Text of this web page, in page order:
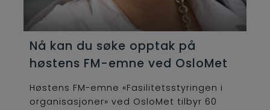
Nå kan du søke opptak på
høstens FM-emne ved OsloMet
Høstens FM-emne «Fasilitetsstyringen i
organisasjoner» ved OsloMet tilbyr 60